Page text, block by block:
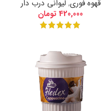
قهوه فوری, لیوانی درب دار
420,000 تومان